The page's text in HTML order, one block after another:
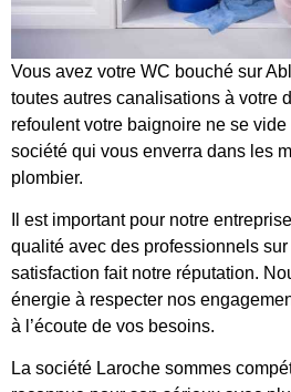
Vous avez votre WC bouché sur
toutes autres canalisations à votre
refoulent votre baignoire ne se
société qui vous enverra dans les
plombier.
Il est important pour notre
qualité avec des professionnels
satisfaction fait notre réputation.
énergie à respecter nos
à l’écoute de vos besoins.
La société Laroche sommes